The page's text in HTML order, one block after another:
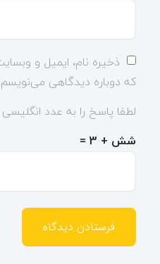
ذخیره نام، ایمیل و
که دوباره دیدگاهی می‌نویسم.
لطفا پاسخ را به عدد انگلیسی
شش + 3 =